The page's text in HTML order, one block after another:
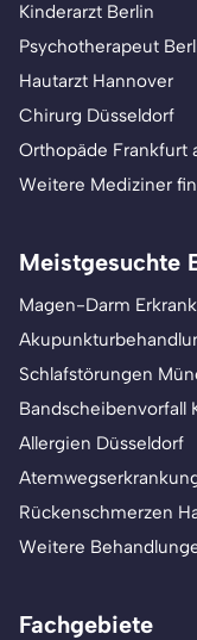
Kinderarzt Berlin
Psychotherapeut
Hautarzt Hannover
Chirurg Düsseldorf
Orthopäde Frankfurt
Weitere Mediziner
Meistgesuchte
Magen-Darm
Schlafstörungen
Bandscheibenvorfall
Allergien Düsseldorf
Rückenschmerzen
Weitere
Fachgebiete